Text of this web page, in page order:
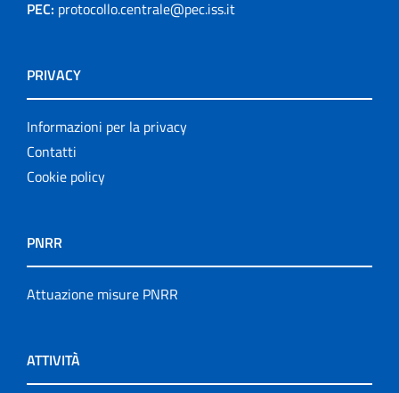
PEC: protocollo.centrale@pec.iss.it
PRIVACY
Informazioni per la privacy
Contatti
Cookie policy
PNRR
Attuazione misure PNRR
ATTIVITÀ